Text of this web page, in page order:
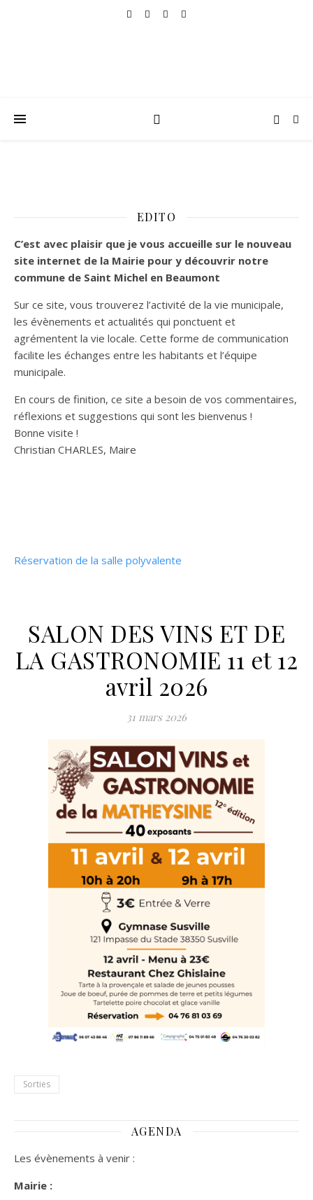
EDITO
C’est avec plaisir que je vous accueille sur le nouveau
site internet de la Mairie pour y découvrir notre
commune de Saint Michel en Beaumont
Sur ce site, vous trouverez l’activité de la vie municipale,
les évènements et actualités qui ponctuent et
agrémentent la vie locale. Cette forme de communication
facilite les échanges entre les habitants et l’équipe
municipale.
En cours de finition, ce site a besoin de vos commentaires,
réflexions et suggestions qui sont les bienvenus !
Bonne visite !
Christian CHARLES, Maire
Réservation de la salle polyvalente
SALON DES VINS ET DE
LA GASTRONOMIE 11 et 12
avril 2026
31 mars 2026
Sorties
AGENDA
Les évènements à venir :
Mairie :